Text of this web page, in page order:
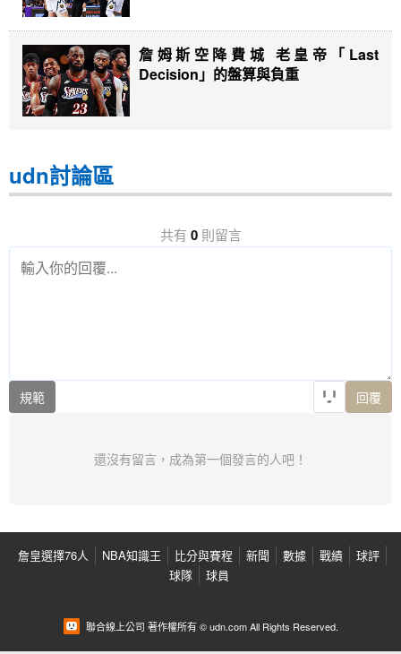
詹姆斯空降費城 老皇帝「Last
Decision」的盤算與負重
udn討論區
共有 0則留言
規範 回覆
還沒有留言，成為第一個發言的人吧！
詹皇選擇76人 NBA知識王 比分與賽程 新聞 數據 戰績
球評
球隊
球員
聯合線上公司 著作權所有 © udn.com All Rights Reserved.